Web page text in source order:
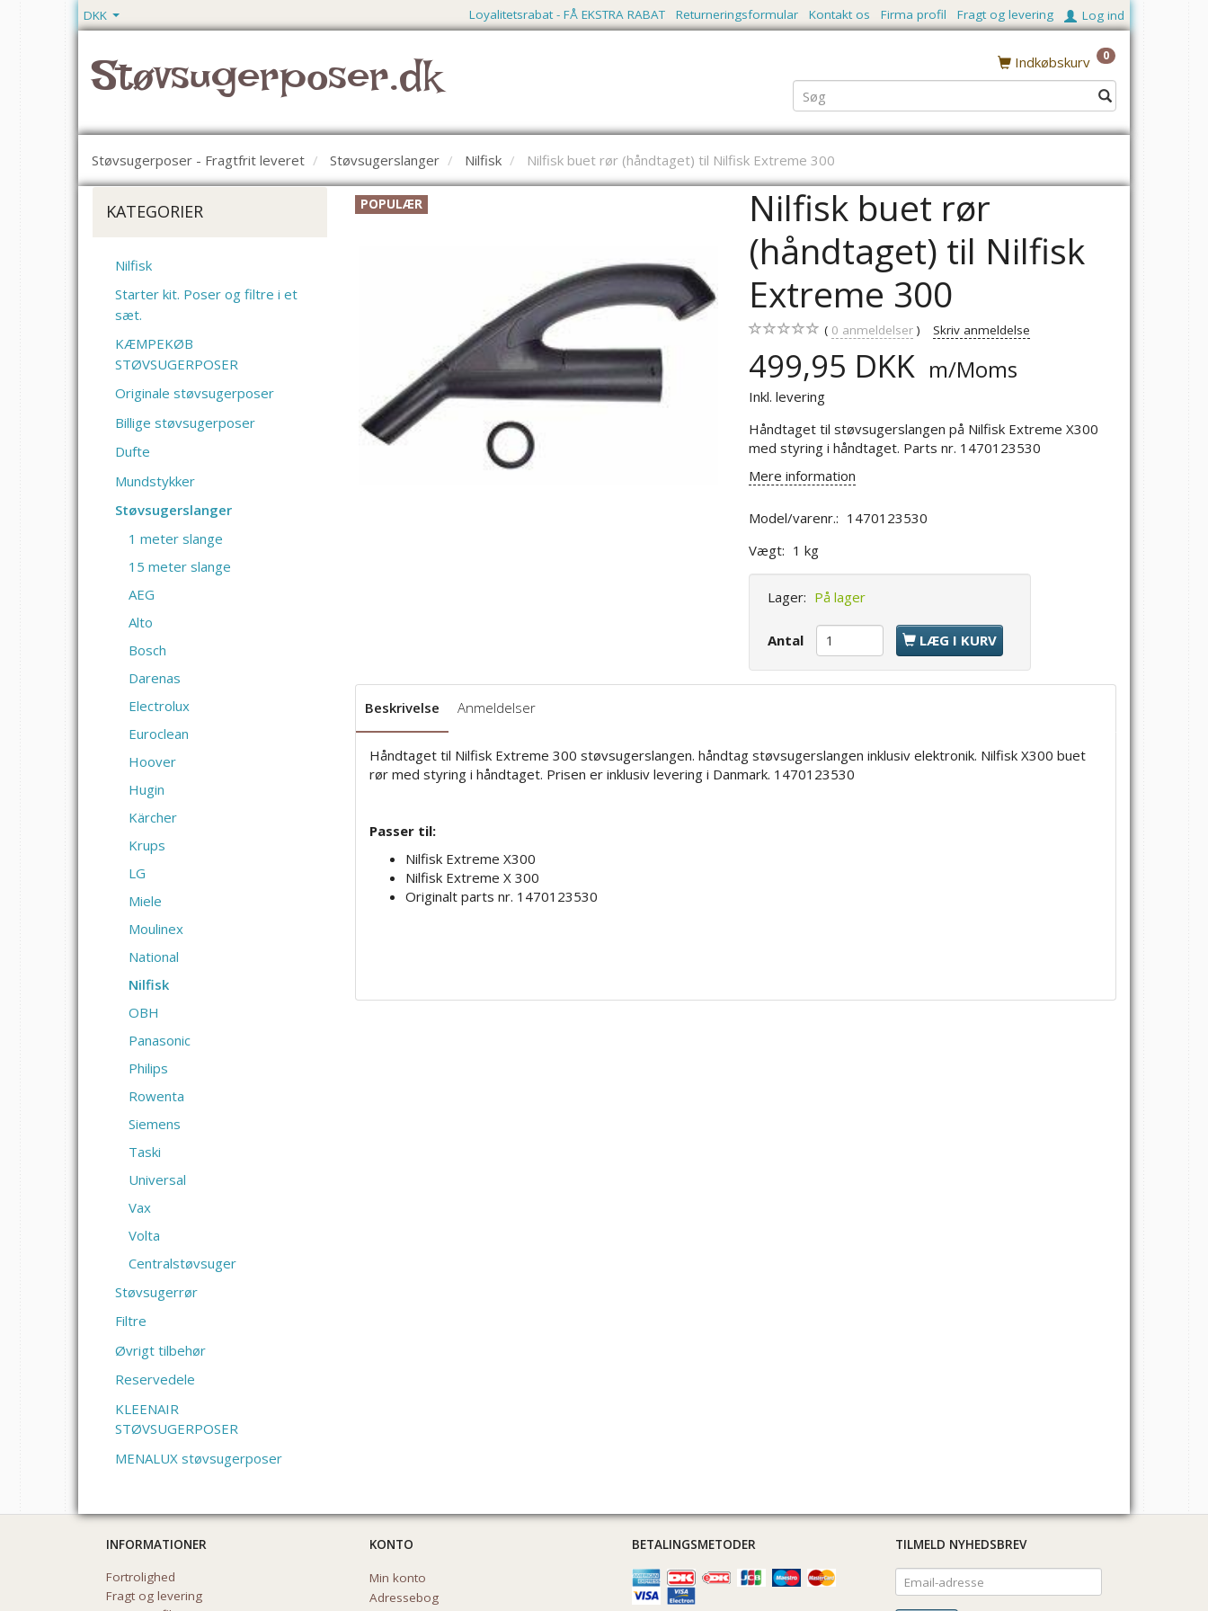
DKK Log ind
Fragt og levering
Firma profil
Kontakt os
Returneringsformular
Loyalitetsrabat - FÅ EKSTRA RABAT
Støvsugerposer.dk Indkøbskurv 0
Støvsugerposer - Fragtfrit leveret Støvsugerslanger Nilfisk Nilfisk buet rør (håndtaget) til Nilfisk Extreme 300
KATEGORIER
Nilfisk
Starter kit. Poser og filtre i et
sæt.
KÆMPEKØB
STØVSUGERPOSER
Originale støvsugerposer
Billige støvsugerposer
Dufte
Mundstykker
Støvsugerslanger
1 meter slange
15 meter slange
AEG
Alto
Bosch
Darenas
Electrolux
Euroclean
Hoover
Hugin
Kärcher
Krups
LG
Miele
Moulinex
National
Nilfisk
OBH
Panasonic
Philips
Rowenta
Siemens
Taski
Universal
Vax
Volta
Centralstøvsuger
Støvsugerrør
Filtre
Øvrigt tilbehør
Reservedele
KLEENAIR
STØVSUGERPOSER
MENALUX støvsugerposer
POPULÆR
Nilfisk buet rør
(håndtaget) til Nilfisk
Extreme 300
0 anmeldelser Skriv anmeldelse
499,95 DKK m/Moms
Inkl. levering
Håndtaget til støvsugerslangen på Nilfisk Extreme X300
med styring i håndtaget. Parts nr. 1470123530
Mere information
Model/varenr.: 1470123530
Vægt: 1 kg
Lager: På lager
Antal LÆG I KURV
Beskrivelse Anmeldelser
Håndtaget til Nilfisk Extreme 300 støvsugerslangen. håndtag støvsugerslangen inklusiv elektronik. Nilfisk X300 buet
rør med styring i håndtaget. Prisen er inklusiv levering i Danmark. 1470123530
Passer til:
Nilfisk Extreme X300
Nilfisk Extreme X 300
Originalt parts nr. 1470123530
INFORMATIONER
Fortrolighed
Fragt og levering
KONTO
Min konto
Adressebog
BETALINGSMETODER
TILMELD NYHEDSBREV
Email-
adresse